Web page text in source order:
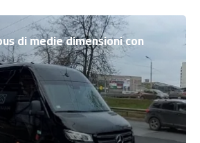
di medie dimensioni con